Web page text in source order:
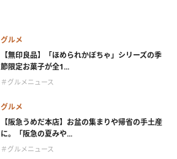
グルメ
【無印良品】「ほめられかぼちゃ」シリーズの季
節限定お菓子が全1...
＃グルメニュース
グルメ
【阪急うめだ本店】お盆の集まりや帰省の手土産
に。「阪急の夏みや...
＃グルメニュース